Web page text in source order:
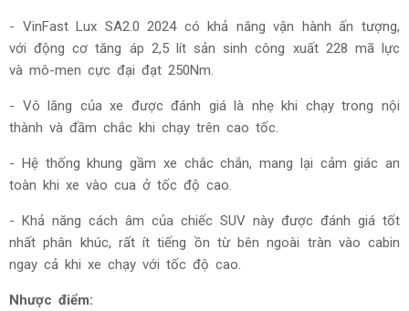
- VinFast Lux SA2.0 2024 có khả năng vận hành ấn tượng,
với động cơ tăng áp 2,5 lít sản sinh công xuất 228 mã lực
và mô-men cực đại đạt 250Nm.
- Vôlăng của xe được đánh giá là nhẹ khi chạy trong nội
thành và đầm chắc khi chạy trên cao tốc.
- Hệ thống khung gầm xe chắc chắn, mang lại cảm giác an
toàn khi xe vào cua ở tốc độ cao.
- Khả năng cách âm của chiếc SUV này được đánh giá tốt
nhất phân khúc, rất ít tiếng ồn từ bên ngoài tràn vào cabin
ngay cả khi xe chạy với tốc độ cao.
Nhược điểm: